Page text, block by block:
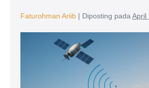
Faturohman Ariib | Diposting pada April